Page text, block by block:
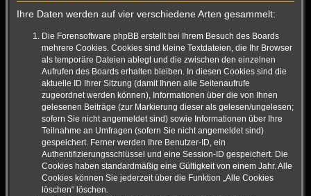
Ihre Daten werden auf vier verschiedene Arten gesammelt:
Die Forensoftware phpBB erstellt bei Ihrem Besuch des Boards
mehrere Cookies. Cookies sind kleine Textdateien, die Ihr Browser
als temporäre Dateien ablegt und die zwischen den einzelnen
Aufrufen des Boards erhalten bleiben. In diesen Cookies sind die
aktuelle ID Ihrer Sitzung (damit Ihnen alle Seitenaufrufe
zugeordnet werden können), Informationen über die von Ihnen
gelesenen Beiträge (zur Markierung dieser als gelesen/ungelesen;
sofern Sie nicht angemeldet sind) sowie Informationen über Ihre
Teilnahme an Umfragen (sofern Sie nicht angemeldet sind)
gespeichert. Ferner werden Ihre Benutzer-ID, ein
Authentifizierungsschlüssel und eine Session-ID gespeichert. Die
Cookies haben standardmäßig eine Gültigkeit von einem Jahr. Alle
Cookies können Sie jederzeit über die Funktion „Alle Cookies
löschen“ löschen.